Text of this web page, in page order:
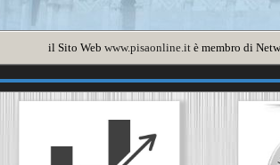
il Sito Web www.pisaonline.it è membro di